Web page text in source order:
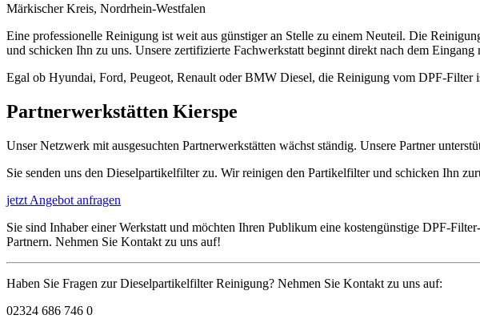
Märkischer Kreis, Nordrhein-Westfalen
Eine professionelle Reinigung ist weit aus günstiger an Stelle zu einem Neuteil. Die
und schicken Ihn zu uns. Unsere zertifizierte Fachwerkstatt beginnt direkt nach dem
Egal ob Hyundai, Ford, Peugeot, Renault oder BMW Diesel, die Reinigung vom DPF-Filter
Partnerwerkstätten Kierspe
Unser Netzwerk mit ausgesuchten Partnerwerkstätten wächst ständig. Unsere Partner
Sie senden uns den Dieselpartikelfilter zu. Wir reinigen den Partikelfilter und schicken Ihn
jetzt Angebot anfragen
Sie sind Inhaber einer Werkstatt und möchten Ihren Publikum eine kostengünstige DPF-
Partnern. Nehmen Sie Kontakt zu uns auf!
Haben Sie Fragen zur Dieselpartikelfilter Reinigung? Nehmen Sie Kontakt zu uns auf:
02324 686 746 0